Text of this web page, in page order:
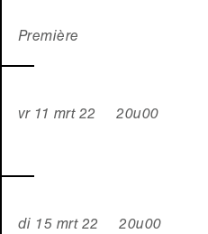
Première
vr 11 mrt 22 20u00
di 15 mrt 22 20u00